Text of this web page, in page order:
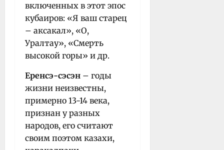
включенных в этот эпос
кубаиров: «Я ваш старец
– аксакал», «О,
Уралтау», «Смерть
высокой горы» и др.
Еренсэ-сэсэн – годы
жизни неизвестны,
примерно 13-14 века,
признан у разных
народов, его считают
своим поэтом казахи,